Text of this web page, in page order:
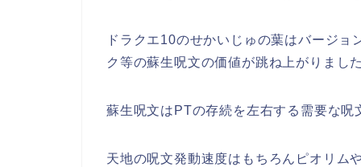
ドラクエ10のせかいじゅの葉はバージョ
ク等の蘇生呪文の価値が跳ね上がりました
蘇生呪文はPTの存続を左右する需要な呪
天地の呪文発動速度はもちろんピオリム